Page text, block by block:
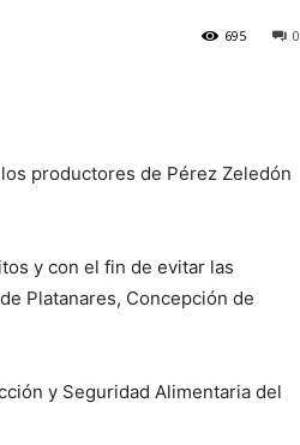
0
695
productores de Pérez Zeledón
y con el fin de evitar las
Platanares, Concepción de
y Seguridad Alimentaria del